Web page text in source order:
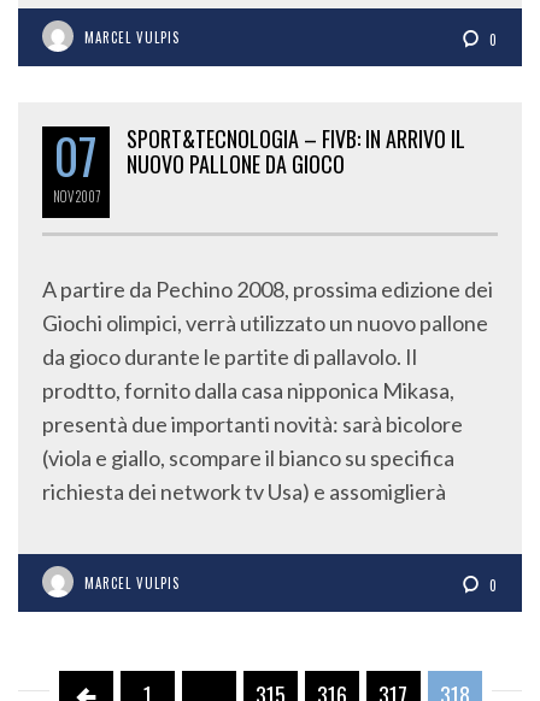
MARCEL VULPIS 0
07
NOV2007
SPORT&TECNOLOGIA – FIVB: IN ARRIVO IL
NUOVO PALLONE DA GIOCO
A partire da Pechino 2008, prossima edizione dei
Giochi olimpici, verrà utilizzato un nuovo pallone
da gioco durante le partite di pallavolo. Il
prodtto, fornito dalla casa nipponica Mikasa,
presentà due importanti novità: sarà bicolore
(viola e giallo, scompare il bianco su specifica
richiesta dei network tv Usa) e assomiglierà
MARCEL VULPIS 0